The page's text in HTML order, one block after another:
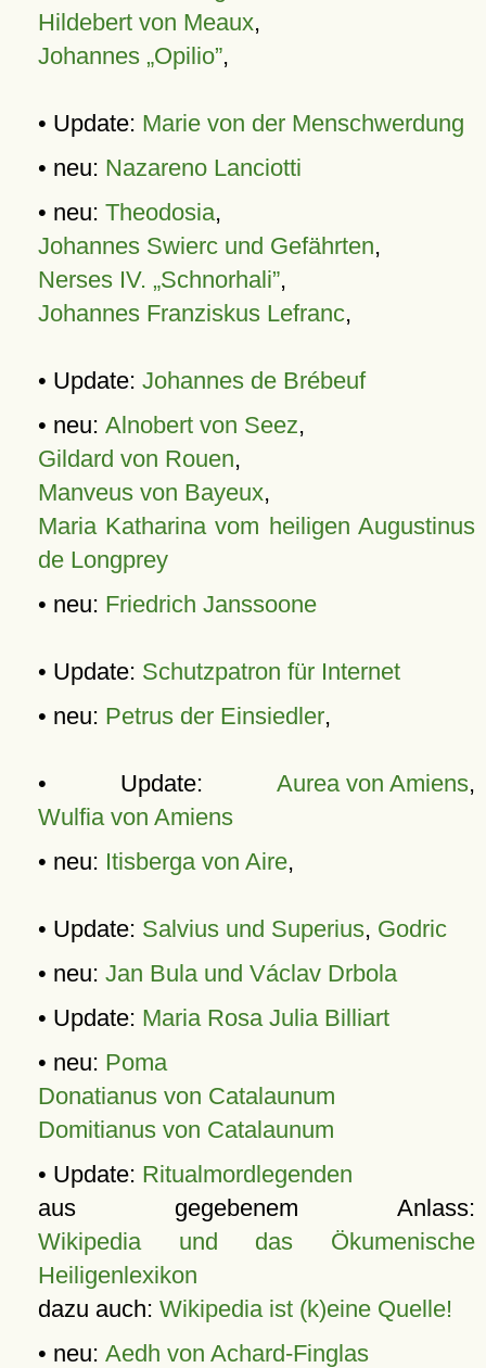
Hildebert von Meaux,
Johannes „Opilio”,
• Update: Marie von der Menschwerdung
• neu: Nazareno Lanciotti
• neu: Theodosia,
Johannes Swierc und Gefährten,
Nerses IV. „Schnorhali”,
Johannes Franziskus Lefranc,
• Update: Johannes de Brébeuf
• neu: Alnobert von Seez,
Gildard von Rouen,
Manveus von Bayeux,
Maria Katharina vom heiligen Augustinus
de Longprey
• neu: Friedrich Janssoone
• Update: Schutzpatron für Internet
• neu: Petrus der Einsiedler,
• Update: Aurea von Amiens,
Wulfia von Amiens
• neu: Itisberga von Aire,
• Update: Salvius und Superius, Godric
• neu: Jan Bula und Václav Drbola
• Update: Maria Rosa Julia Billiart
• neu: Poma
Donatianus von Catalaunum
Domitianus von Catalaunum
• Update: Ritualmordlegenden
aus gegebenem Anlass:
Wikipedia und das Ökumenische
Heiligenlexikon
dazu auch: Wikipedia ist (k)eine Quelle!
• neu: Aedh von Achard-Finglas